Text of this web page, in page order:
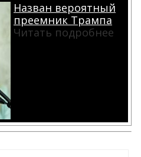
Назван вероятный
преемник Трампа
Читать подробнее